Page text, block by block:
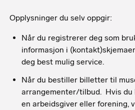
Opplysninger du selv oppgir:
Når du registrerer deg som
informasjon i
deg best mulig service.
Når du bestiller billetter til
arrangementer/tilbud. Hvis du
en arbeidsgiver eller forening,